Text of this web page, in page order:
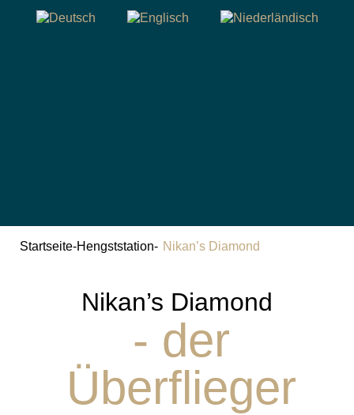
Startseite-Hengststation- Nikan’s Diamond
Nikan’s Diamond
- der
Überflieger